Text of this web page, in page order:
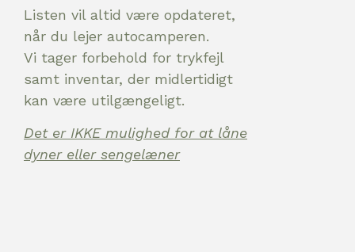
Listen vil altid være opdateret,
når du lejer autocamperen.
Vi tager forbehold for trykfejl
samt inventar, der midlertidigt
kan være utilgængeligt.
Det er IKKE mulighed for at låne
dyner eller sengelæner